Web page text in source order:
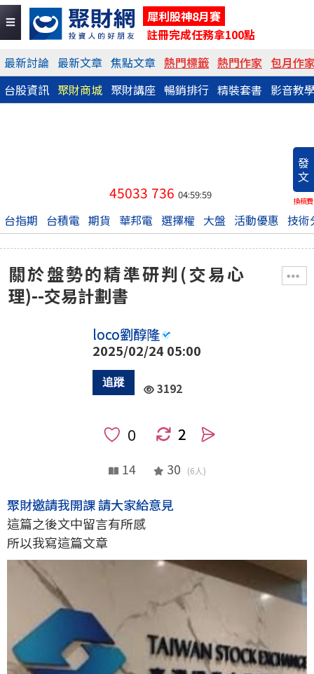
犀利股神8月賽
註冊完成任務拿100點
最新討論 最新文章 焦點文章 熱門標籤 熱門作家 包月作
台股資訊 聚財商城 聚財講座 暢銷排行 精裝套書 影音教
發
文
換稿費
45033 736 04:59:59
台指期 台積電 期貨 華邦電 選擇權 大盤 活動優惠 技術
關於盤勢的精準研判(交易心
理)--交易計劃書
loco劉醇隆
2025/02/24 05:00
3192
2
14 30 (6人)
聚財邀請我開課 請大家給意見
這篇之後文中留言有所感
所以我寫這篇文章